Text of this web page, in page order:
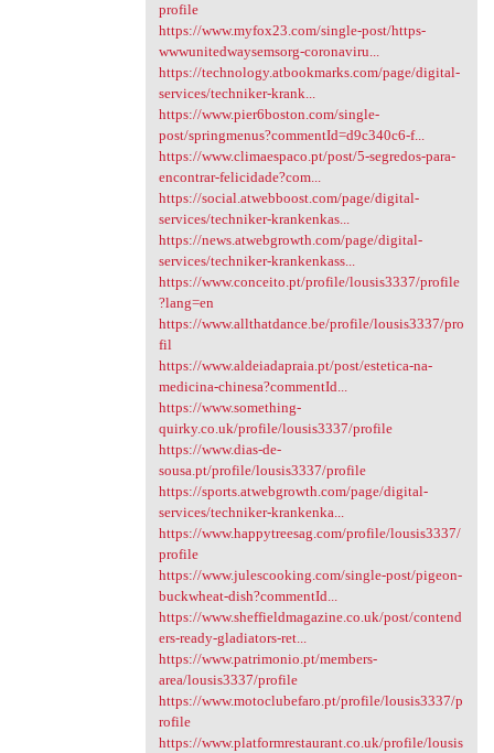
profile
https://www.myfox23.com/single-post/https-
wwwunitedwaysemsorg-coronaviru...
https://technology.atbookmarks.com/page/digital-
services/techniker-krank...
https://www.pier6boston.com/single-
post/springmenus?commentId=d9c340c6-f...
https://www.climaespaco.pt/post/5-segredos-para-
encontrar-felicidade?com...
https://social.atwebboost.com/page/digital-
services/techniker-krankenkas...
https://news.atwebgrowth.com/page/digital-
services/techniker-krankenkass...
https://www.conceito.pt/profile/lousis3337/profile
?lang=en
https://www.allthatdance.be/profile/lousis3337/pro
fil
https://www.aldeiadapraia.pt/post/estetica-na-
medicina-chinesa?commentId...
https://www.something-
quirky.co.uk/profile/lousis3337/profile
https://www.dias-de-
sousa.pt/profile/lousis3337/profile
https://sports.atwebgrowth.com/page/digital-
services/techniker-krankenka...
https://www.happytreesag.com/profile/lousis3337/
profile
https://www.julescooking.com/single-post/pigeon-
buckwheat-dish?commentId...
https://www.sheffieldmagazine.co.uk/post/contend
ers-ready-gladiators-ret...
https://www.patrimonio.pt/members-
area/lousis3337/profile
https://www.motoclubefaro.pt/profile/lousis3337/p
rofile
https://www.platformrestaurant.co.uk/profile/lousis